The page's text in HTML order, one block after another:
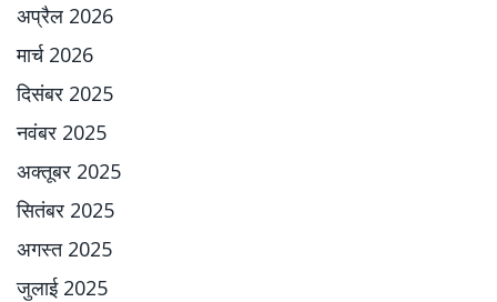
अप्रैल 2026
मार्च 2026
दिसंबर 2025
नवंबर 2025
अक्तूबर 2025
सितंबर 2025
अगस्त 2025
जुलाई 2025